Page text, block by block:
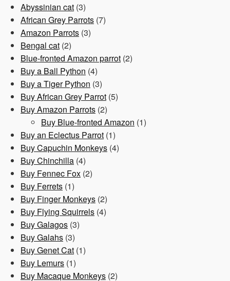
Abyssinian cat 33
Produkte
African Grey Parrots 77
Amazon Parrots 33
Bengal cat 22
Produkte
Blue-fronted Amazon parrot 22
Buy a Ball Python 44
Produkte
Buy a Tiger Python 33
Produkte
Buy African Grey Parrot 55
Buy Amazon Parrots 22
Produkte
Buy Blue-fronted Amazon 11
Buy an Eclectus Parrot 11
Produkt
Buy Capuchin Monkeys 44
Buy Chinchilla 44
Produkte
Buy Fennec Fox 22
Buy Ferrets 11
Produkt
Buy Finger Monkeys 22
Produkte
Buy Flying Squirrels 44
Buy Galagos 33
Buy Galahs 33
Produkte
Buy Genet Cat 11
Buy Lemurs 11
Produkt
Buy Macaque Monkeys 22